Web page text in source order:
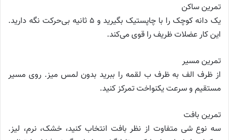
تمرین ساکن
یک دانه کوچک را با چاپستیک بگیرید و ۵ ثانیه بی‌حرکت نگه دارید.
این کار عضلات ظریف را قوی می‌کند.
تمرین مسیر
از ظرف الف به ظرف ب لقمه را ببرید بدون لمس میز. روی مسیر
مستقیم و سرعت یکنواخت تمرکز کنید.
تمرین بافت
سه نوع شی متفاوت از نظر بافت انتخاب کنید، خشک، نرم، لیز.